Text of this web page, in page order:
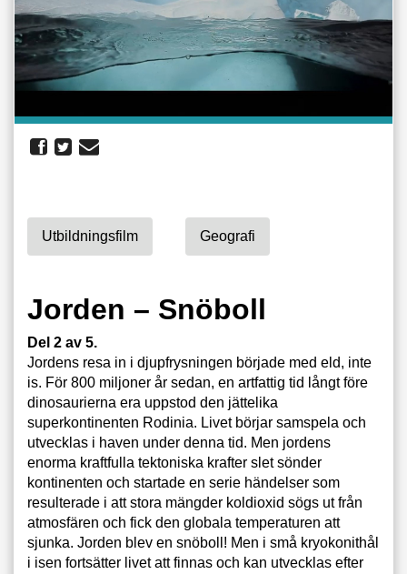
Utbildningsfilm Geografi
Jorden – Snöboll
Del 2 av 5.
Jordens resa in i djupfrysningen började med eld, inte
is. För 800 miljoner år sedan, en artfattig tid långt före
dinosaurierna era uppstod den jättelika
superkontinenten Rodinia. Livet börjar samspela och
utvecklas i haven under denna tid. Men jordens
enorma kraftfulla tektoniska krafter slet sönder
kontinenten och startade en serie händelser som
resulterade i att stora mängder koldioxid sögs ut från
atmosfären och fick den globala temperaturen att
sjunka. Jorden blev en snöboll! Men i små kryokonithål
i isen fortsätter livet att finnas och kan utvecklas efter